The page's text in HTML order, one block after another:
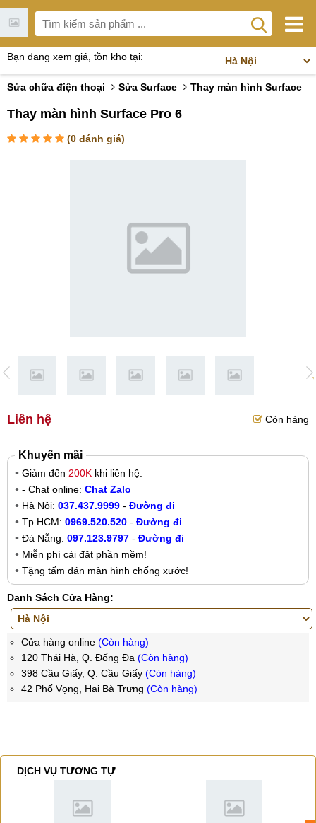
Bạn đang xem giá, tồn kho tại:
Sửa chữa điện thoại Sửa Surface Thay màn hình Surface
Thay màn hình Surface Pro 6
(0 đánh giá)
Liên hệ Còn hàng
Khuyến mãi
Giảm đến 200K khi liên hệ:
- Chat online: Chat Zalo
Hà Nội: 037.437.9999 - Đường đi
Tp.HCM: 0969.520.520 - Đường đi
Đà Nẵng: 097.123.9797 - Đường đi
Miễn phí cài đặt phần mềm!
Tặng tấm dán màn hình chống xước!
Danh Sách Cửa Hàng:
Cửa hàng online (Còn hàng)
120 Thái Hà, Q. Đống Đa (Còn hàng)
398 Cầu Giấy, Q. Cầu Giấy (Còn hàng)
42 Phố Vọng, Hai Bà Trưng (Còn hàng)
DỊCH VỤ TƯƠNG TỰ